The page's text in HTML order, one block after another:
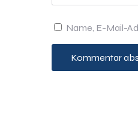
Name, E-Mail-